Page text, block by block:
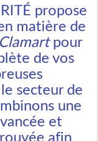
propose
matière de
Clamartpour
de vos
secteur de
une
et
afin